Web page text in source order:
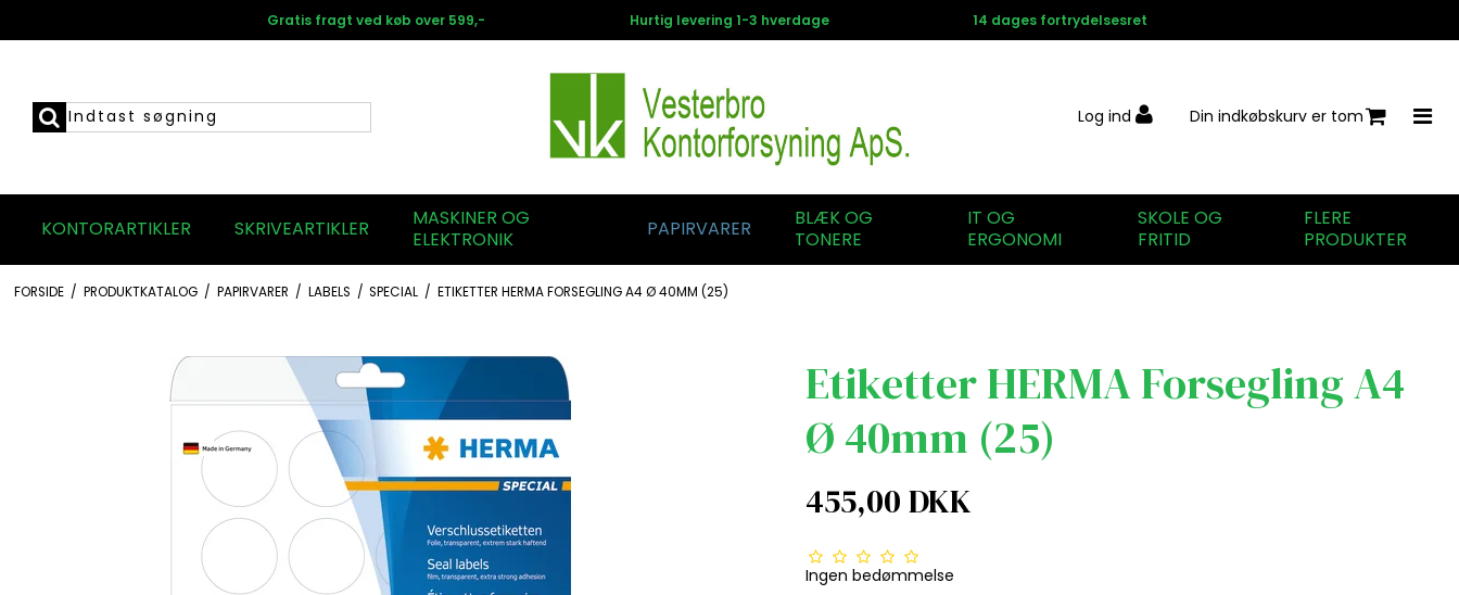
Gratis fragt ved køb over 599,- Hurtig levering 1-3 hverdage 14 dages fortrydelsesret
Log ind Din indkøbskurv er tom
KONTORARTIKLER SKRIVEARTIKLER
MASKINER OG
ELEKTRONIK
PAPIRVARER
BLÆK OG
TONERE
IT OG
ERGONOMI
SKOLE OG
FRITID
FLERE
PRODUKTER
FORSIDE / PRODUKTKATALOG / PAPIRVARER / LABELS / SPECIAL / ETIKETTER HERMA FORSEGLING A4 Ø 40MM (25)
Etiketter HERMA Forsegling A4
Ø 40mm (25)
455,00 DKK
Ingen bedømmelse